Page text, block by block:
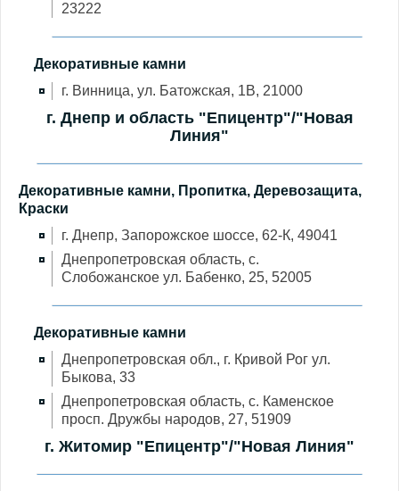
23222
Декоративные камни
г. Винница, ул. Батожская, 1В, 21000
г. Днепр и область "Епицентр"/"Новая
Линия"
Декоративные камни, Пропитка, Деревозащита,
Краски
г. Днепр, Запорожское шоссе, 62-К, 49041
Днепропетровская область, с.
Слобожанское ул. Бабенко, 25, 52005
Декоративные камни
Днепропетровская обл., г. Кривой Рог ул.
Быкова, 33
Днепропетровская область, с. Каменское
просп. Дружбы народов, 27, 51909
г. Житомир "Епицентр"/"Новая Линия"